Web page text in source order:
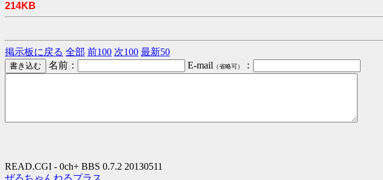
214KB
掲示板に戻る 全部 前100 次100 最新50
名前：
E-mail （省略可） ：
READ.CGI - 0ch+ BBS 0.7.2 20130511